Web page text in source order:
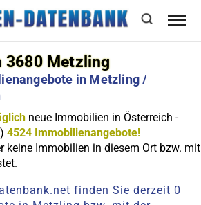
3680 Metzling
in Metzling /
neue Immobilien in Österreich -
4524 Immobilienangebote!
keine Immobilien in diesem Ort bzw. mit
finden Sie derzeit 0